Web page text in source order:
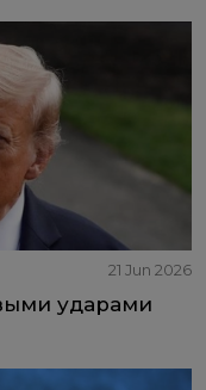
21 Jun 2026
ударами